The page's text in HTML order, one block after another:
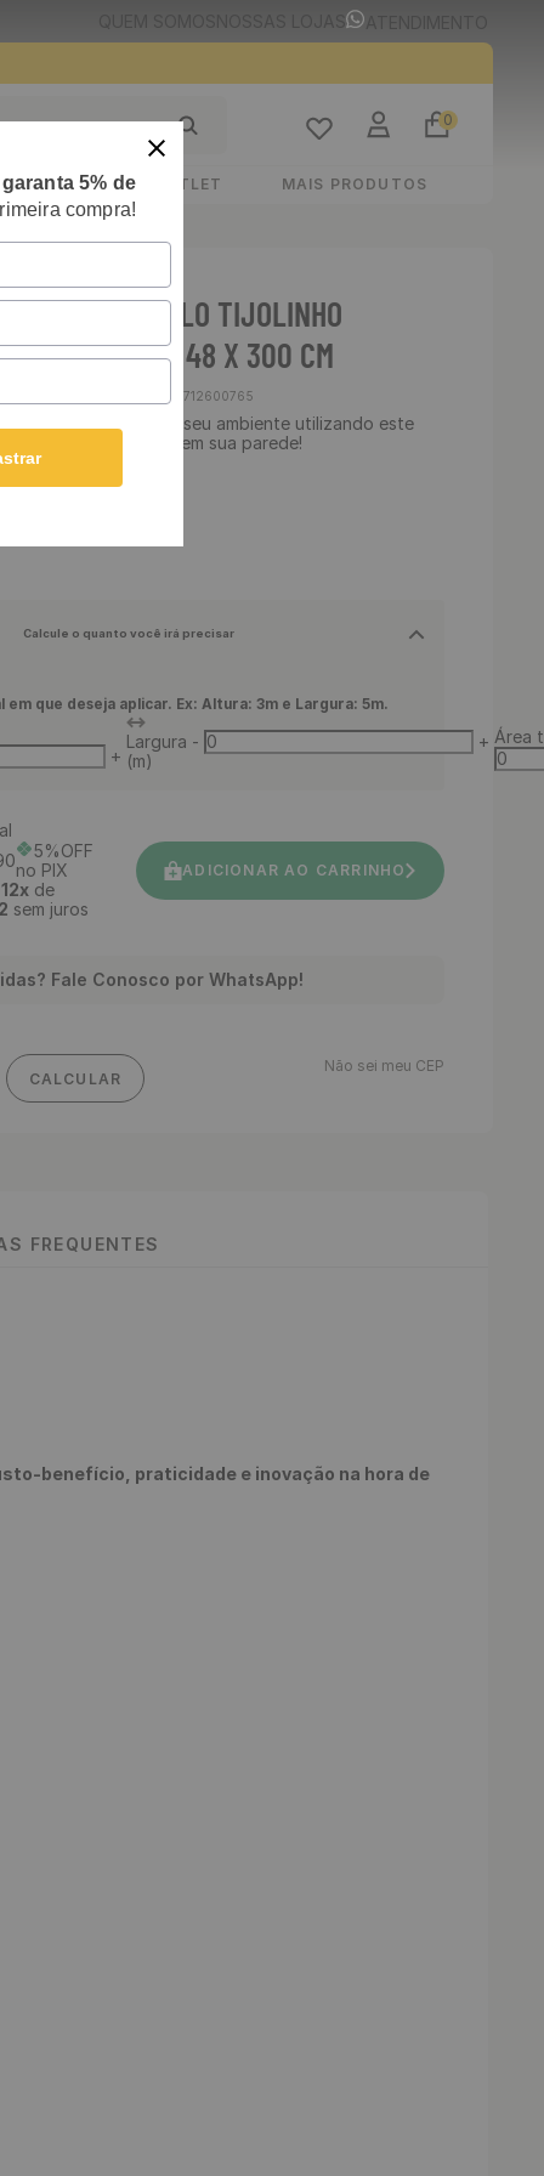
0
OUTLET MAIS PRODUTOS
ADESIVO TIJOLO TIJOLINHO
- MEDIDAS: 48 X 300 CM
2012712600765
Lavável - Transforme seu ambiente utilizando este
essa linda estampa em sua parede!
Calcule o quanto você irá precisar
em que deseja aplicar. Ex: Altura: 3m e Largura: 5m.
+
Largura
(m)
- + Área
5%OFF
no PIX
12xde
sem juros
ADICIONAR AO CARRINHO
Fale Conosco por WhatsApp!
CALCULAR
Não sei meu CEP
FREQUENTES
benefício, praticidade e inovação na hora de
garanta 5% de
compra!